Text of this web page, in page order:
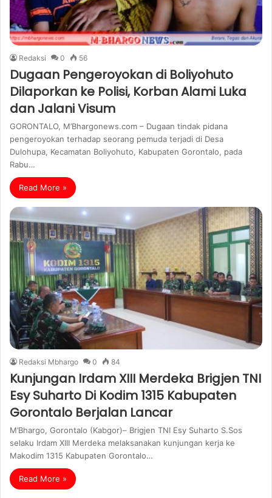
Redaksi 0 56
Dugaan Pengeroyokan di Boliyohuto
Dilaporkan ke Polisi, Korban Alami Luka
dan Jalani Visum
GORONTALO, M’Bhargonews.com – Dugaan tindak pidana
pengeroyokan terhadap seorang pemuda terjadi di Desa
Dulohupa, Kecamatan Boliyohuto, Kabupaten Gorontalo, pada
Rabu…
Read More »
Redaksi Mbhargo 0 84
Kunjungan Irdam XIII Merdeka Brigjen TNI
Esy Suharto Di Kodim 1315 Kabupaten
Gorontalo Berjalan Lancar
M’Bhargo, Gorontalo (Kabgor)– Brigjen TNI Esy Suharto S.Sos
selaku Irdam XIII Merdeka melaksanakan kunjungan kerja ke
Makodim 1315 Kabupaten Gorontalo…
Read More »